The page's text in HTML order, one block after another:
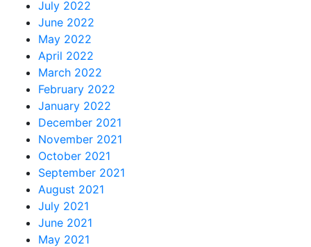
July 2022
June 2022
May 2022
April 2022
March 2022
February 2022
January 2022
December 2021
November 2021
October 2021
September 2021
August 2021
July 2021
June 2021
May 2021